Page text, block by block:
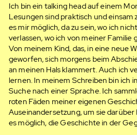
Ich bin ein talking head auf einem
Lesungen sind praktisch und einsam
es mir möglich, da zu sein, wo ich
verlassen, wo ich von meiner Familie
Von meinem Kind, das, in eine neue
geworfen, sich morgens beim
an meinen Hals klammert. Auch ich
lernen. In meinem Schreiben bin ich
Suche nach einer Sprache. Ich
roten Fäden meiner eigenen
Auseinandersetzung, um sie darüber
es möglich, die Geschichte in der